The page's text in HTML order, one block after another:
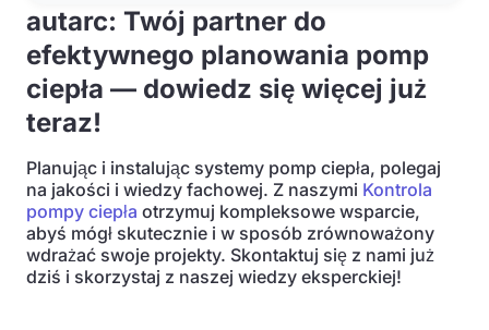
autarc: Twój partner do
efektywnego planowania pomp
ciepła — dowiedz się więcej już
teraz!
Planując i instalując systemy pomp ciepła, polegaj
na jakości i wiedzy fachowej. Z naszymi Kontrola
pompy ciepła otrzymuj kompleksowe wsparcie,
abyś mógł skutecznie i w sposób zrównoważony
wdrażać swoje projekty. Skontaktuj się z nami już
dziś i skorzystaj z naszej wiedzy eksperckiej!